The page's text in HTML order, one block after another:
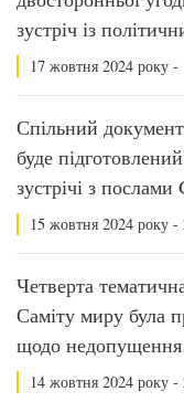
зустріч із
17 жовтня 2024 року -
Спільний
буде
зустрічі з послами
15 жовтня 2024 року -
Четверта
Саміту миру була
щодо недопущення
14 жовтня 2024 року -